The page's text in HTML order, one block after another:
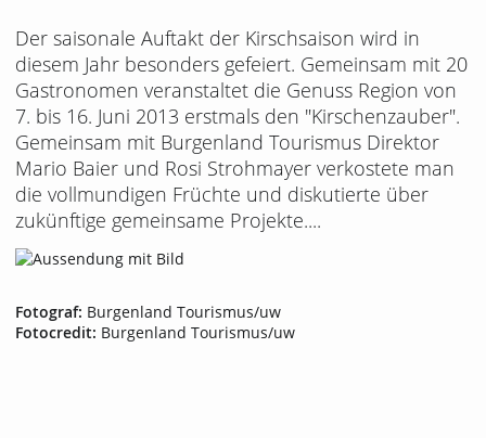
Der saisonale Auftakt der Kirschsaison wird in
diesem Jahr besonders gefeiert. Gemeinsam mit 20
Gastronomen veranstaltet die Genuss Region von
7. bis 16. Juni 2013 erstmals den "Kirschenzauber".
Gemeinsam mit Burgenland Tourismus Direktor
Mario Baier und Rosi Strohmayer verkostete man
die vollmundigen Früchte und diskutierte über
zukünftige gemeinsame Projekte....
Fotograf: Burgenland Tourismus/uw
Fotocredit: Burgenland Tourismus/uw